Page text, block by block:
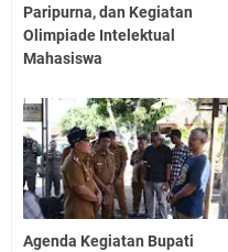
Paripurna, dan Kegiatan
Olimpiade Intelektual
Mahasiswa
Agenda Kegiatan Bupati